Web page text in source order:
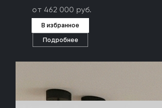
от 462 000 руб.
В избранное
Подробнее